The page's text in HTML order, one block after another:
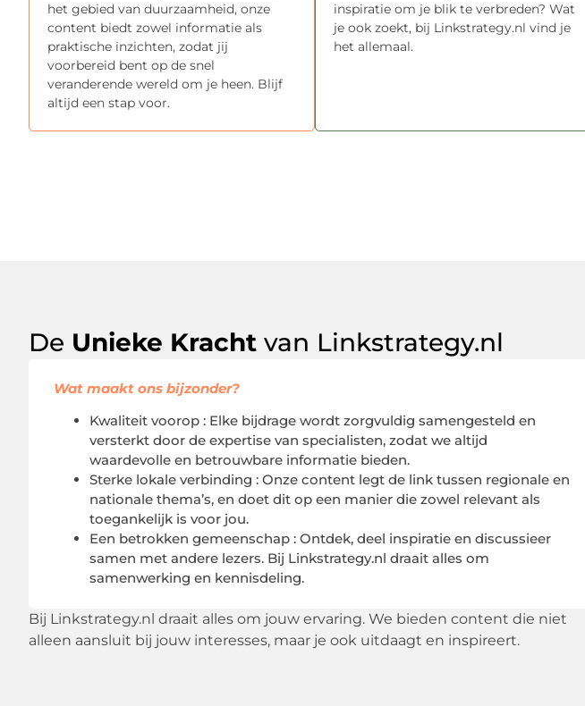
het gebied van duurzaamheid, onze
content biedt zowel informatie als
praktische inzichten, zodat jij
voorbereid bent op de snel
veranderende wereld om je heen. Blijf
altijd een stap voor.
inspiratie om je blik te verbreden? Wat
je ook zoekt, bij Linkstrategy.nl vind je
het allemaal.
De Unieke Kracht van Linkstrategy.nl
Wat maakt ons bijzonder?
Kwaliteit voorop : Elke bijdrage wordt zorgvuldig samengesteld en
versterkt door de expertise van specialisten, zodat we altijd
waardevolle en betrouwbare informatie bieden.
Sterke lokale verbinding : Onze content legt de link tussen regionale en
nationale thema’s, en doet dit op een manier die zowel relevant als
toegankelijk is voor jou.
Een betrokken gemeenschap : Ontdek, deel inspiratie en discussieer
samen met andere lezers. Bij Linkstrategy.nl draait alles om
samenwerking en kennisdeling.
Bij Linkstrategy.nl draait alles om jouw ervaring. We bieden content die niet
alleen aansluit bij jouw interesses, maar je ook uitdaagt en inspireert.